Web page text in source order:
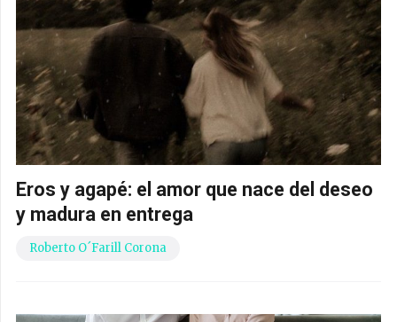
Eros y agapé: el amor que nace del deseo
y madura en entrega
Roberto O´Farill Corona